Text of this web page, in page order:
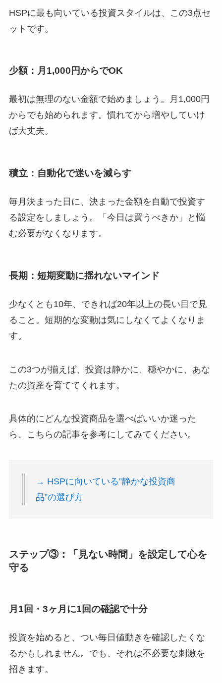
HSPに最も向いている投資スタイルは、この3点セ
ットです。
少額：月1,000円からでOK
最初は無理のない金額で始めましょう。月1,000円
からでも始められます。慣れてから増やしていけ
ば大丈夫。
積立：自動化で迷いを減らす
毎月決まった日に、決まった金額を自動で投資す
る設定をしましょう。「今日は買うべきか」と悩
む必要がなくなります。
長期：短期変動に揺れないマインド
少なくとも10年、できれば20年以上の長い目で見
ること。短期的な変動は気にしなくてよくなりま
す。
この3つが揃えば、投資は静かに、穏やかに、あな
たの資産を育ててくれます。
具体的にどんな投資商品を選べばいいか迷った
ら、こちらの記事を参考にしてみてください。
→ HSPに向いている”静かな投資商
品”の選び方
ステップ③：「見ない時間」を設定して心を
守る
月1回・3ヶ月に1回の確認で十分
投資を始めると、つい毎日値動きを確認したくな
るかもしれません。でも、それは不必要な刺激を
招きます。